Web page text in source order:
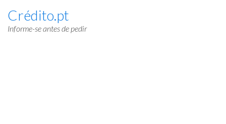
Crédito.pt
Informe-se antes de pedir